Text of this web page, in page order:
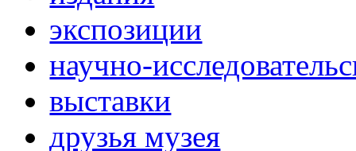
экспозиции
научно-
выставки
друзья музея